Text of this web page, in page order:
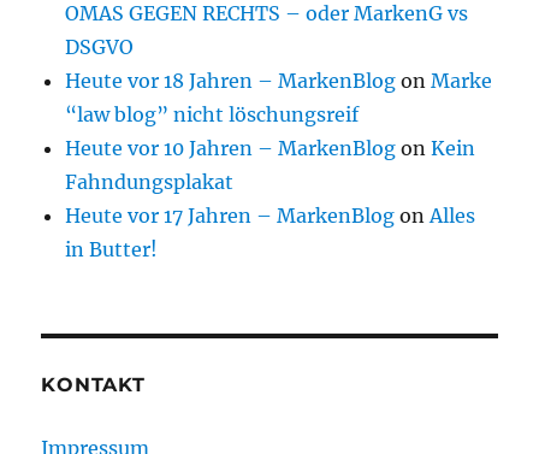
OMAS GEGEN RECHTS – oder MarkenG vs
DSGVO
Heute vor 18 Jahren – MarkenBlog onMarke
“law blog” nicht löschungsreif
Heute vor 10 Jahren – MarkenBlog onKein
Fahndungsplakat
Heute vor 17 Jahren – MarkenBlog onAlles
in Butter!
KONTAKT
Impressum